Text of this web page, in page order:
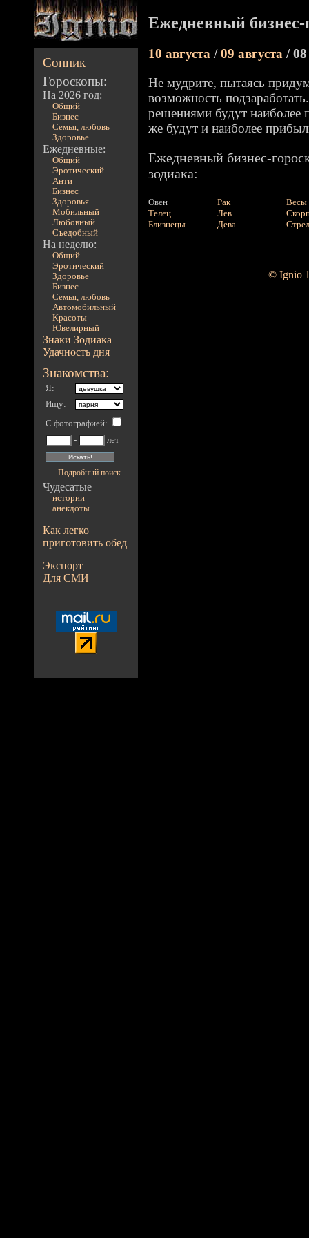
Сонник
Гороскопы:
На 2026 год:
Общий
Бизнес
Семья, любовь
Здоровье
Ежедневные:
Общий
Эротический
Анти
Бизнес
Здоровья
Мобильный
Любовный
Съедобный
На неделю:
Общий
Эротический
Здоровье
Бизнес
Семья, любовь
Автомобильный
Красоты
Ювелирный
Знаки Зодиака
Удачность дня
Знакомства:
Я:
Ищу:
С фотографией:
-
лет
Подробный поиск
Чудесатые
истории
анекдоты
Как легко
приготовить обед
Экспорт
Для СМИ
Ежедневный бизнес-
10 августа /09 августа /
Не мудрите, пытаясь
возможность
решениями будут наиболее
же будут и наиболее
Ежедневный бизнес-
зодиака:
Овен
Телец
Близнецы
Рак
Лев
Дева
Весы
© Ignio